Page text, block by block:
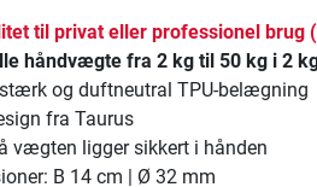
til privat eller professionel brug
håndvægte fra 2 kg til 50 kg i 2
og duftneutral TPU-belægning
fra Taurus
vægten ligger sikkert i hånden
B 14 cm | Ø 32 mm